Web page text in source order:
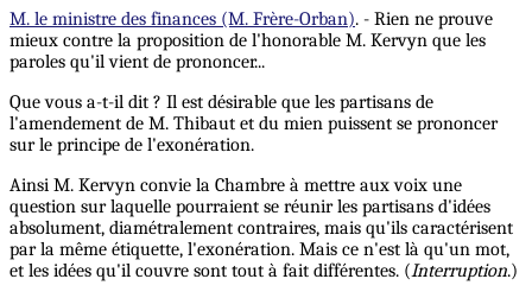
M. le ministre des finances (M. Frère-Orban). - Rien ne prouve
mieux contre la proposition de l'honorable M. Kervyn que les
paroles qu'il vient de prononcer...
Que vous a-t-il dit ? Il est désirable que les partisans de
l'amendement de M. Thibaut et du mien puissent se prononcer
sur le principe de l'exonération.
Ainsi M. Kervyn convie la Chambre à mettre aux voix une
question sur laquelle pourraient se réunir les partisans d'idées
absolument, diamétralement contraires, mais qu'ils caractérisent
par la même étiquette, l'exonération. Mais ce n'est là qu'un mot,
et les idées qu'il couvre sont tout à fait différentes. (Interruption.)